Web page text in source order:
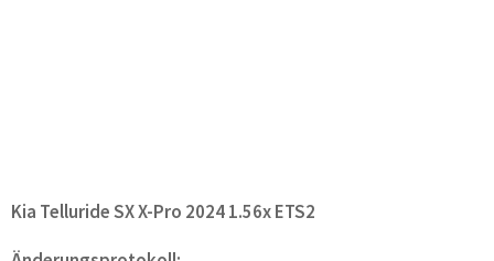
Kia Telluride SX X-Pro 2024 1.56x ETS2